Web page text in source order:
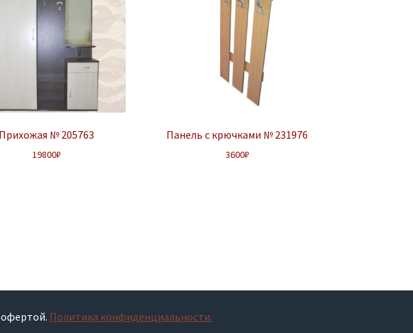
Прихожая № 205763
19800₽
Панель с крючками № 231976
3600₽
офертой. Политика конфиденциальности.